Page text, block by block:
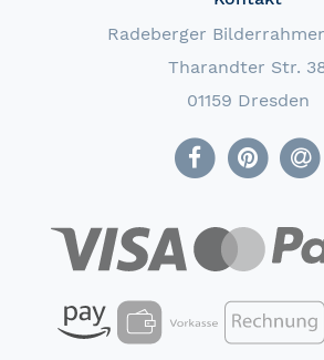
Radeberger
Tharandter Str.
01159 Dresden